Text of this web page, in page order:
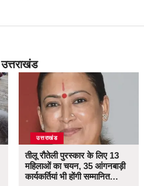
उत्तराखंड
उत्तराखंड
तीलू रौतेली पुरस्कार के लिए 13
महिलाओं का चयन, 35 आंगनबाड़ी
कार्यकर्तियां भी होंगी सम्मानित…